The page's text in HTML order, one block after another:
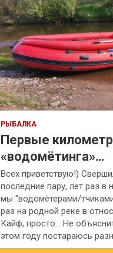
РЫБАЛКА
Первые
«водомётинга»…
Всех приветствую!)
последние пару, лет раз
мы "водомётерами/
раз на родной реке в
Кайф, просто… Не
этом году постараюсь